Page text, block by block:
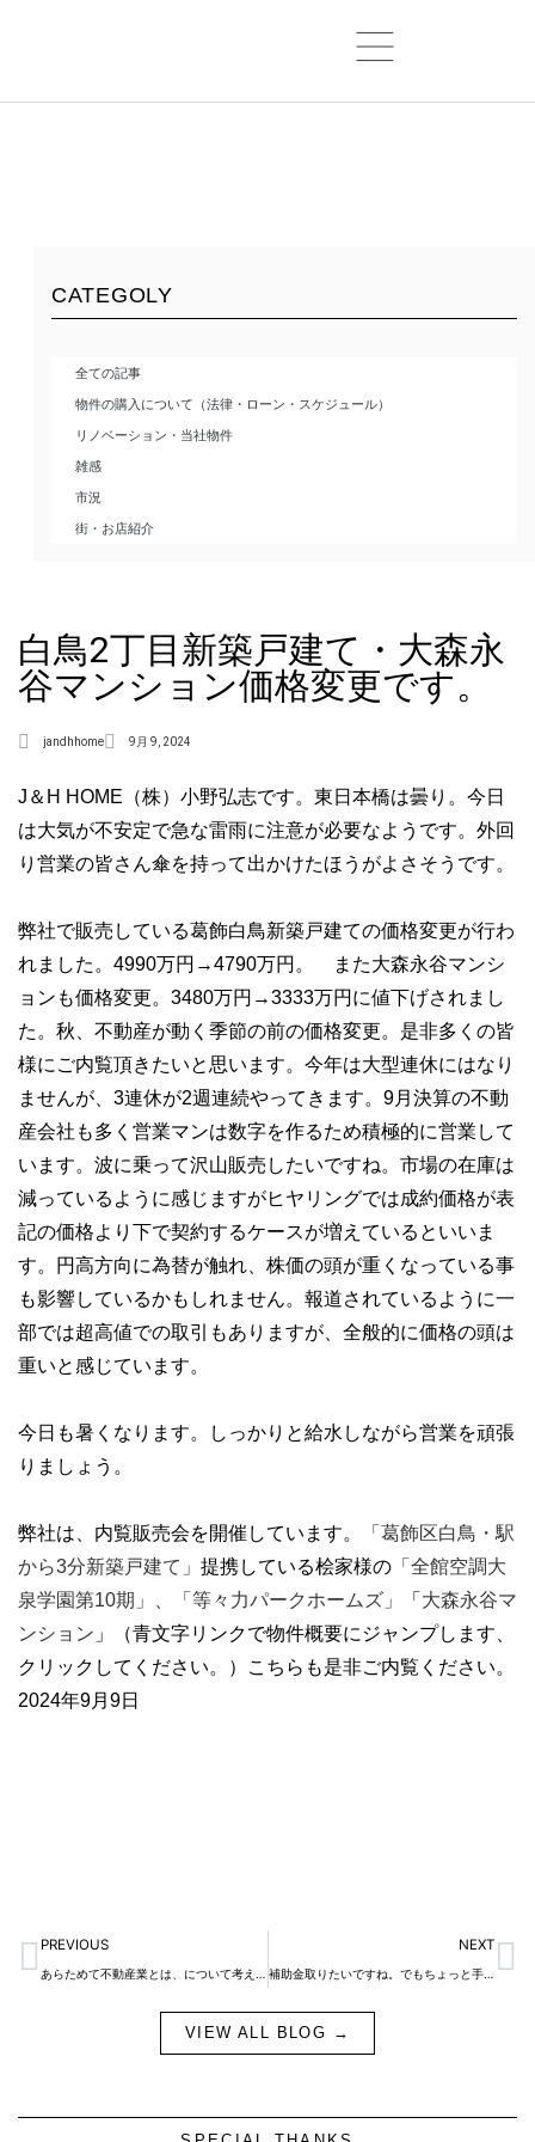
白鳥2丁目新築戸建て・大森永
谷マンション価格変更です。
jandhhome 9月 9, 2024
J＆H HOME（株）小野弘志です。東日本橋は曇り。今日
は大気が不安定で急な雷雨に注意が必要なようです。外回
り営業の皆さん傘を持って出かけたほうがよさそうです。
弊社で販売している葛飾白鳥新築戸建ての価格変更が行わ
れました。4990万円→4790万円。 また大森永谷マンシ
ョンも価格変更。3480万円→3333万円に値下げされまし
た。秋、不動産が動く季節の前の価格変更。是非多くの皆
様にご内覧頂きたいと思います。今年は大型連休にはなり
ませんが、3連休が2週連続やってきます。9月決算の不動
産会社も多く営業マンは数字を作るため積極的に営業して
います。波に乗って沢山販売したいですね。市場の在庫は
減っているように感じますがヒヤリングでは成約価格が表
記の価格より下で契約するケースが増えているといいま
す。円高方向に為替が触れ、株価の頭が重くなっている事
も影響しているかもしれません。報道されているように一
部では超高値での取引もありますが、全般的に価格の頭は
重いと感じています。
今日も暑くなります。しっかりと給水しながら営業を頑張
りましょう。
弊社は、内覧販売会を開催しています。
「葛飾区白鳥・駅
から3分新築戸建て」 提携している桧家様の 「全館空調大
泉学園第10期」、
「等々力パークホームズ」 「 大森永谷マ
ンション 」（青文字リンクで物件概要にジャンプします、
クリックしてください。）こちらも是非ご内覧ください。
2024年9月9日
CATEGOLY
全ての記事
物件の購入について（法律・ローン・スケジュール）
リノベーション・当社物件
雑感
市況
街・お店紹介
Prev
PREVIOUS
あらためて不動産業とは、について考えました。
NEXT
補助金取りたいですね。でもちょっと手続きが・・・
VIEW ALL BLOG →